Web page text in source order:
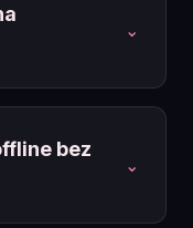
⌄
bez
⌄